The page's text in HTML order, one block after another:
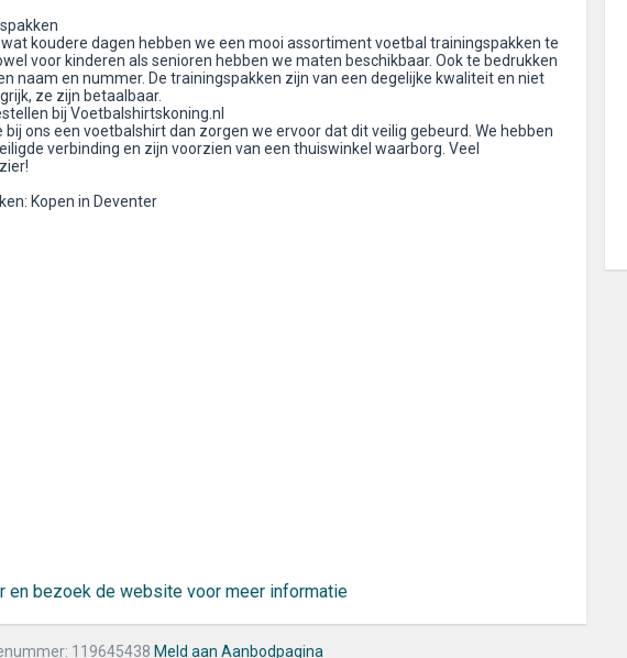
koudere dagen hebben we een mooi assortiment voetbal trainingspakken te
voor kinderen als senioren hebben we maten beschikbaar. Ook te bedrukken
naam en nummer. De trainingspakken zijn van een degelijke kwaliteit en niet
ze zijn betaalbaar.
bij Voetbalshirtskoning.nl
bij ons een voetbalshirt dan zorgen we ervoor dat dit veilig gebeurd. We hebben
verbinding en zijn voorzien van een thuiswinkel waarborg. Veel
Kopen in Deventer
en bezoek de website voor meer informatie
119645438 Meld aan Aanbodpagina